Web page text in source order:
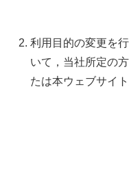
利用目的の変更を
いて，当社所定の
たは本ウェブサイ